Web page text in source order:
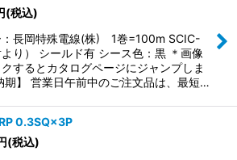
(税込)
：長岡特殊電線(株) 1巻=100m SCIC-
より） シールド有 シース色：黒 ＊画像
するとカタログページにジャンプしま
期】 営業日午前中のご注文品は、最短…
0.3SQ×3P
(税込)